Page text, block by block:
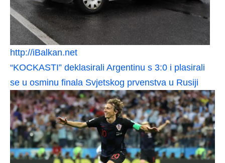
http://iBalkan.net
“KOCKASTI” deklasirali Argentinu s 3:0 i plasirali
se u osminu finala Svjetskog prvenstva u Rusiji